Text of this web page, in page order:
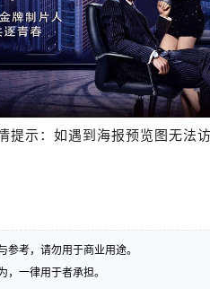
提示：如遇到海报预览图无法
参考，请勿用于商业用途。
，一律用于者承担。